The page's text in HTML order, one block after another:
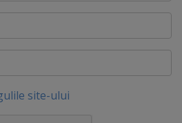
site-ului